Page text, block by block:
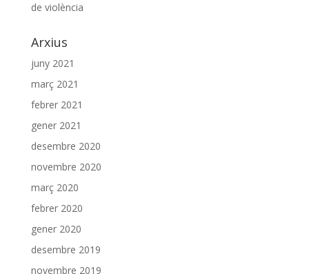
de violència
Arxius
juny 2021
març 2021
febrer 2021
gener 2021
desembre 2020
novembre 2020
març 2020
febrer 2020
gener 2020
desembre 2019
novembre 2019